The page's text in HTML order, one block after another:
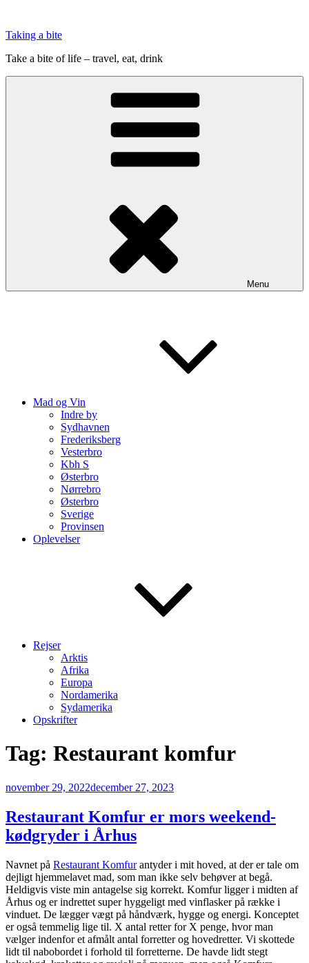
indhold
Taking a bite
Take a bite of life – travel, eat, drink
Menu
Mad og Vin
Indre by
Sydhavnen
Frederiksberg
Vesterbro
Kbh S
Østerbro
Nørrebro
Østerbro
Sverige
Provinsen
Oplevelser
Rejser
Arktis
Afrika
Europa
Nordamerika
Sydamerika
Opskrifter
Tag: Restaurant komfur
Udgivet
november 29, 2022december 27, 2023
Restaurant Komfur er mors weekend-
kødgryder i Århus
Navnet på Restaurant Komfurantyder i mit hoved, at der er tale om
dejligt hjemmelavet mad, som man ikke selv behøver at begå.
Heldigvis viste min antagelse sig korrekt. Komfur ligger i midten af
Århus og er indrettet super hyggeligt med vinflasker på række i
vinduet. De lægger vægt på håndværk, hygge og energi. Konceptet
er også temmelig lige til. X antal retter for X penge, hvor man
vælger indenfor et afmålt antal forretter og hovedretter. Vi skottede
lidt til nabobordet i forhold til forretterne. De havde lidt stegt